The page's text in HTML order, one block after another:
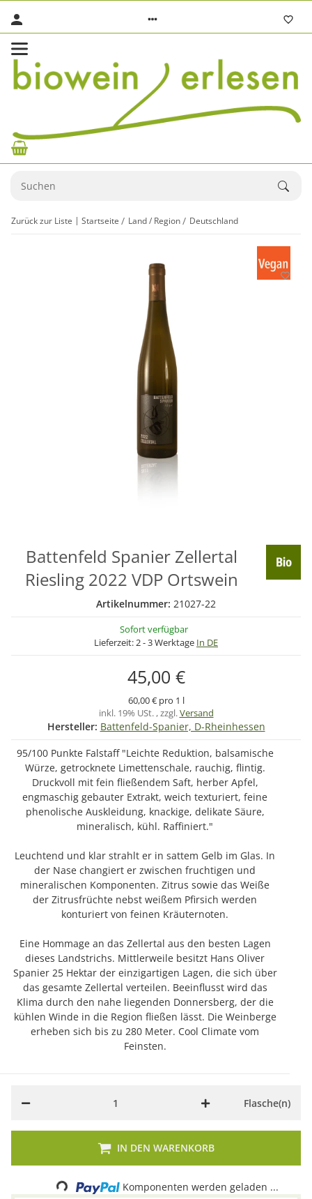
Zurück zur Liste Startseite Land / Region Deutschland
Battenfeld Spanier Zellertal
Riesling 2022 VDP Ortswein
Artikelnummer: 21027-22
Sofort verfügbar
Lieferzeit:2 - 3 Werktage In DE
45,00 €
60,00 € pro 1 l
inkl. 19% USt. , zzgl.Versand
Hersteller: Battenfeld-Spanier, D-Rheinhessen
95/100 Punkte Falstaff "Leichte Reduktion, balsamische
Würze, getrocknete Limettenschale, rauchig, flintig.
Druckvoll mit fein fließendem Saft, herber Apfel,
engmaschig gebauter Extrakt, weich texturiert, feine
phenolische Auskleidung, knackige, delikate Säure,
mineralisch, kühl. Raffiniert."
Leuchtend und klar strahlt er in sattem Gelb im Glas. In
der Nase changiert er zwischen fruchtigen und
mineralischen Komponenten. Zitrus sowie das Weiße
der Zitrusfrüchte nebst weißem Pfirsich werden
konturiert von feinen Kräuternoten.
Eine Hommage an das Zellertal aus den besten Lagen
dieses Landstrichs. Mittlerweile besitzt Hans Oliver
Spanier 25 Hektar der einzigartigen Lagen, die sich über
das gesamte Zellertal verteilen. Beeinflusst wird das
Klima durch den nahe liegenden Donnersberg, der die
kühlen Winde in die Region fließen lässt. Die Weinberge
erheben sich bis zu 280 Meter. Cool Climate vom
Feinsten.
Flasche(n)
IN DEN WARENKORB
Loading... Komponenten werden geladen ...